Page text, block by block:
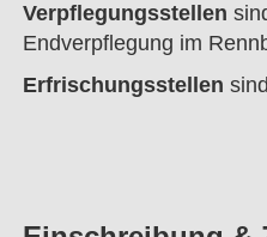
Verpflegungsstellen
Endverpflegung im
Erfrischungsstellen